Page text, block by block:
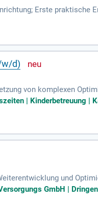
Erste praktische
sind
w/d)
von komplexen
im eigenen
| Kinderbetreuung |
und
des
GmbH |